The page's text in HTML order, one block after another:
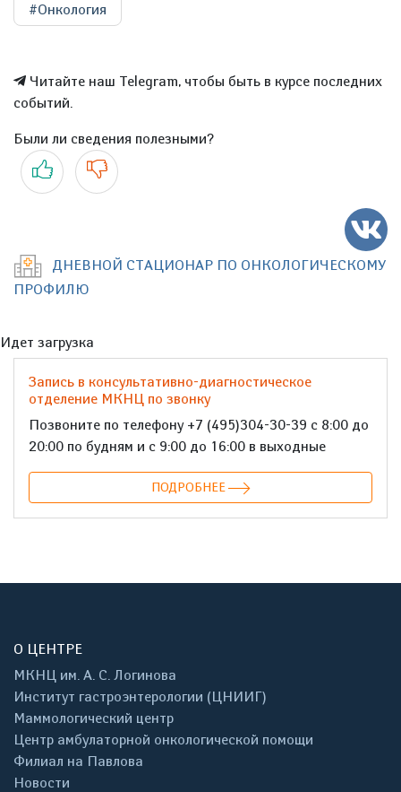
#Онкология
Читайте наш Telegram, чтобы быть в курсе последних
событий.
Были ли сведения полезными?
Да Нет
ДНЕВНОЙ СТАЦИОНАР ПО ОНКОЛОГИЧЕСКОМУ
ПРОФИЛЮ
Идет загрузка
Запись в консультативно-диагностическое
отделение МКНЦ по звонку
Позвоните по телефону +7 (495)304-30-39 с 8:00 до
20:00 по будням и с 9:00 до 16:00 в выходные
ПОДРОБНЕЕ
О ЦЕНТРЕ
МКНЦ им. А. С. Логинова
Институт гастроэнтерологии (ЦНИИГ)
Маммологический центр
Центр амбулаторной онкологической помощи
Филиал на Павлова
Новости